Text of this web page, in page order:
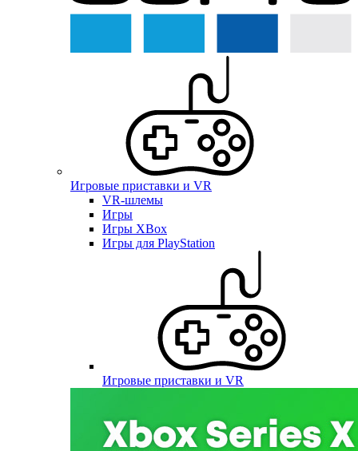
Игровые приставки и VR
VR-шлемы
Игры
Игры XBox
Игры для PlayStation
Игровые приставки и VR